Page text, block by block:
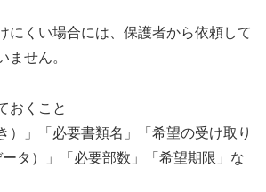
にくい場合には、保護者から依頼して
ません。
おくこと
）」「必要書類名」「希望の受け取り
タ）」「必要部数」「希望期限」な